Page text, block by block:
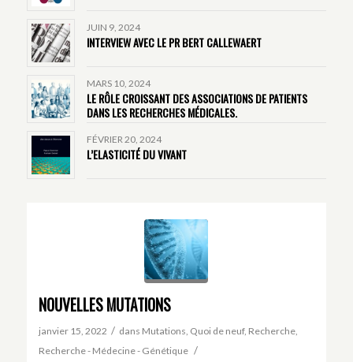
JUIN 9, 2024
INTERVIEW AVEC LE PR BERT CALLEWAERT
MARS 10, 2024
LE RÔLE CROISSANT DES ASSOCIATIONS DE PATIENTS
DANS LES RECHERCHES MÉDICALES.
FÉVRIER 20, 2024
L’ELASTICITÉ DU VIVANT
NOUVELLES MUTATIONS
janvier 15, 2022 / dans Mutations, Quoi de neuf, Recherche,
Recherche - Médecine - Génétique /